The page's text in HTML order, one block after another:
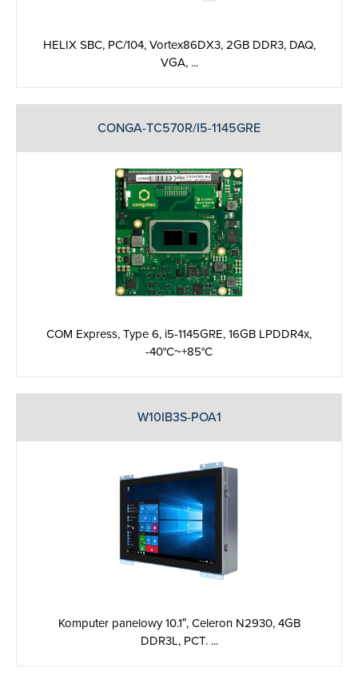
HELIX SBC, PC/104, Vortex86DX3, 2GB DDR3, DAQ,
VGA, ...
CONGA-TC570R/I5-1145GRE
COM Express, Type 6, i5-1145GRE, 16GB LPDDR4x,
-40°C~+85°C
W10IB3S-POA1
Komputer panelowy 10.1″, Celeron N2930, 4GB
DDR3L, PCT. ...